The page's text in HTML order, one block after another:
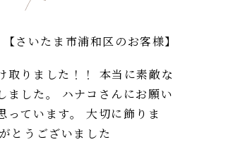
【さいたま市浦和区のお客様】
取りました！！ 本当に素敵な
ました。 ハナコさんにお願い
っています。 大切に飾りま
とうございました